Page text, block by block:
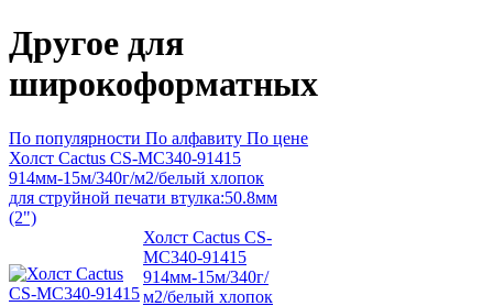
Другое для
широкоформатных
По популярности По алфавиту По цене
Холст Cactus CS-MC340-91415
914мм-15м/340г/м2/белый хлопок
для струйной печати втулка:50.8мм
(2")
Холст Cactus CS-
MC340-91415
914мм-15м/340г/
м2/белый хлопок